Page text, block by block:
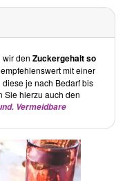
Speisen, wieTofu
.
vegane Versionen von
nicht selten
Als Beispiel sind die
wir den Zuckergehalt so
mit einer
je nach Bedarf bis
Sie hierzu auch den
Vermeidbare